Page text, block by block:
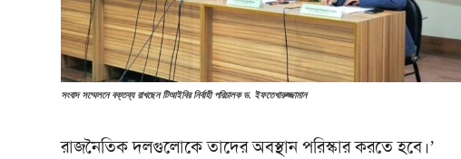
সংবাদ সম্মেলনে বক্তব্য রাখছেন টিআইবির নির্বাহী পরিচালক ড. ইফতেখারুজ্জামান
রাজনৈতিক দলগুলোকে তাদের অবস্থান পরিস্কার করতে হবে।’